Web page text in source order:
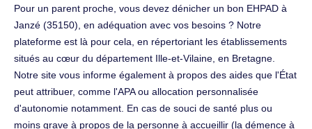
Pour un parent proche, vous devez dénicher un bon EHPAD à
Janzé (35150), en adéquation avec vos besoins ? Notre
plateforme est là pour cela, en répertoriant les établissements
situés au cœur du département Ille-et-Vilaine, en Bretagne.
Notre site vous informe également à propos des aides que l'État
peut attribuer, comme l'APA ou allocation personnalisée
d'autonomie notamment. En cas de souci de santé plus ou
moins grave à propos de la personne à accueillir (la démence à